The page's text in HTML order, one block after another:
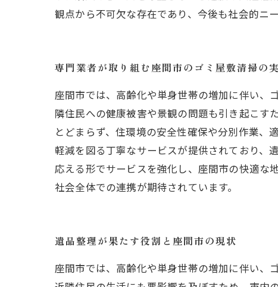
観点から不可欠な存在であり、今後も社会的ニ
専門業者が取り組む座間市のゴミ屋敷清掃の
座間市では、高齢化や単身世帯の増加に伴い、
隣住民への健康被害や景観の問題も引き起こす
とどまらず、住環境の安全性確保や分別作業、
軽減を図る丁寧なサービスが提供されており、
応える形でサービスを強化し、座間市の快適な
社会全体での連携が期待されています。
遺品整理が果たす役割と座間市の現状
座間市では、高齢化や単身世帯の増加に伴い、